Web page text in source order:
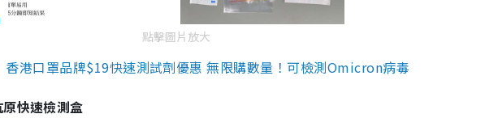
點擊圖片放大
香港口罩品牌$19快速測試劑優惠 無限購數量！可檢測Omicron病毒
快速檢測盒